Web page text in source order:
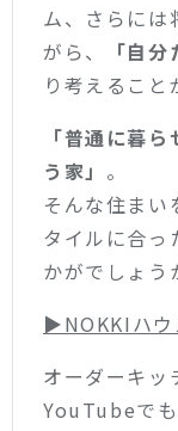
ム、さらには
がら、
「自
り考えること
「普通に暮
う家」 。
そんな住まい
タイルに合っ
かがでしょう
▶︎NOKKIハウ
オーダーキッ
YouTubeでも